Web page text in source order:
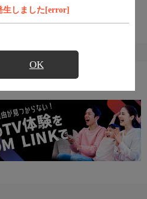
生しました[error]
OK
組